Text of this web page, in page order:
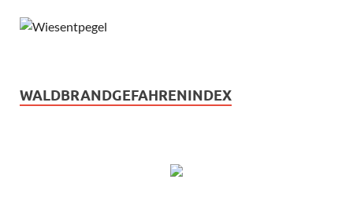
WALDBRANDGEFAHRENINDEX